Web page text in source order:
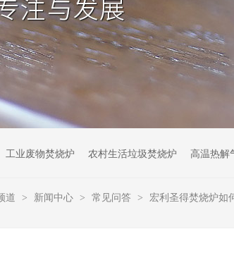
工业废物焚烧炉 农村生活垃圾焚烧炉 高温热解
道 > 新闻中心 > 常见问答 > 宏利圣得焚烧炉如